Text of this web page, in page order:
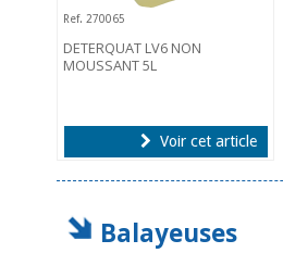
Ref. 270065
DETERQUAT LV6 NON
MOUSSANT 5L
Voir cet article
Balayeuses